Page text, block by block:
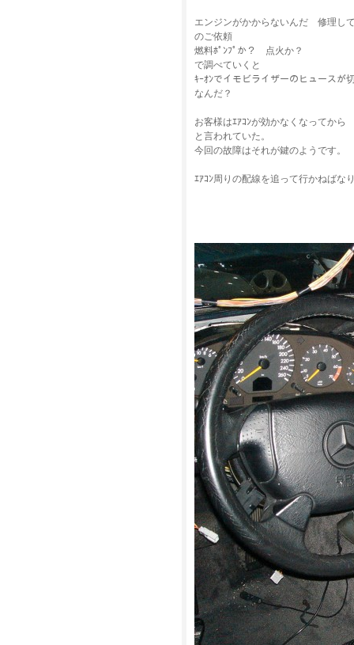
エンジンがかからないんだ 修理し
のご依頼
燃料ﾎﾟﾝﾌﾟか？ 点火か？
で調べていくと
ｷｰｵﾝでイモビライザーのヒュースが
なんだ？
お客様はｴｱｺﾝが効かなくなってか
と言われていた。
今回の故障はそれが鍵のようです。
ｴｱｺﾝ周りの配線を追って行かねばな